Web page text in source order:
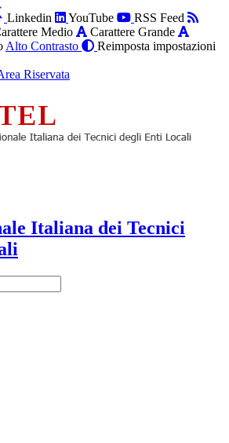
Linkedin YouTube
RSS Feed
Medio
Carattere Grande
Alto Contrasto
Reimposta impostazioni
Riservata
Italiana dei Tecnici